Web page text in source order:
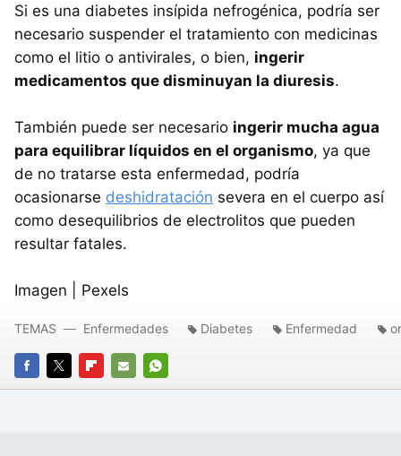
Si es una diabetes insípida nefrogénica, podría ser
necesario suspender el tratamiento con medicinas
como el litio o antivirales, o bien, ingerir
medicamentos que disminuyan la diuresis.
También puede ser necesario ingerir mucha agua
para equilibrar líquidos en el organismo, ya que
de no tratarse esta enfermedad, podría
ocasionarse deshidratación severa en el cuerpo así
como desequilibrios de electrolitos que pueden
resultar fatales.
Imagen | Pexels
FACEBOOK
TWITTERFLIPBOARD
E-
WHATSAPP
TEMAS Enfermedades Diabetes Enfermedad